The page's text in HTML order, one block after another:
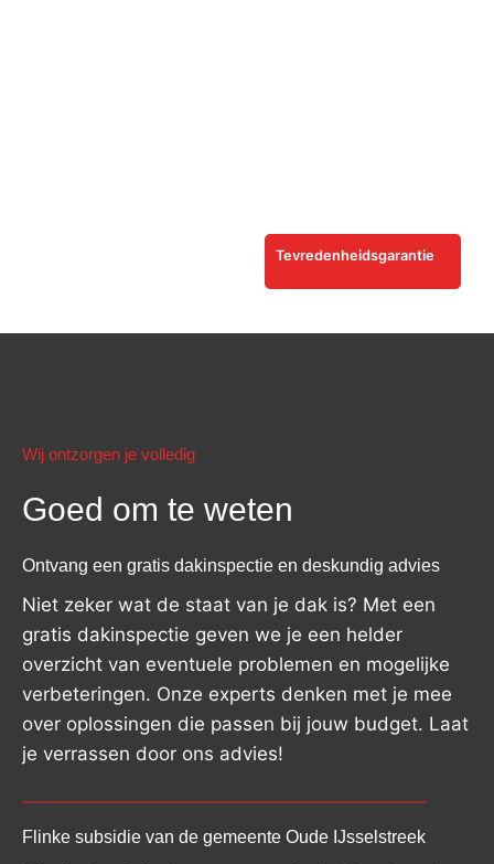
Tevredenheidsgarantie
Wij ontzorgen je volledig
Goed om te weten
Ontvang een gratis dakinspectie en deskundig advies
Niet zeker wat de staat van je dak is? Met een
gratis dakinspectie geven we je een helder
overzicht van eventuele problemen en mogelijke
verbeteringen. Onze experts denken met je mee
over oplossingen die passen bij jouw budget. Laat
je verrassen door ons advies!
Flinke subsidie van de gemeente Oude IJsselstreek